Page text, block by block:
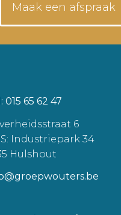
Maak een afspraak
015 65 62 47
6
Industriepark 34
Hulshout